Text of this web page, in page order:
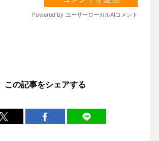
この記事をシェアする